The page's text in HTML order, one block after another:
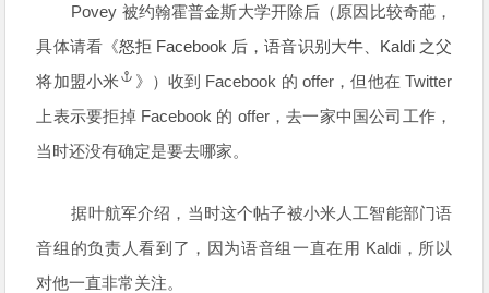
Povey 被约翰霍普金斯大学开除后（原因比较奇葩，
具体请看《怒拒 Facebook 后，语音识别大牛、Kaldi 之父
将加盟小米
》）收到 Facebook 的 offer，但他在 Twitter
上表示要拒掉 Facebook 的 offer，去一家中国公司工作，
当时还没有确定是要去哪家。
据叶航军介绍，当时这个帖子被小米人工智能部门语
音组的负责人看到了，因为语音组一直在用 Kaldi，所以
对他一直非常关注。